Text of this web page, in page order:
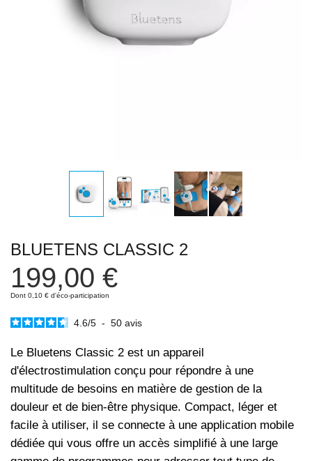
BLUETENS CLASSIC 2
199,00 €
Dont 0,10 € d'éco-participation
4.6/5 - 50 avis
Le Bluetens Classic 2 est un appareil
d'électrostimulation conçu pour répondre à une
multitude de besoins en matière de gestion de la
douleur et de bien-être physique. Compact, léger et
facile à utiliser, il se connecte à une application mobile
dédiée qui vous offre un accès simplifié à une large